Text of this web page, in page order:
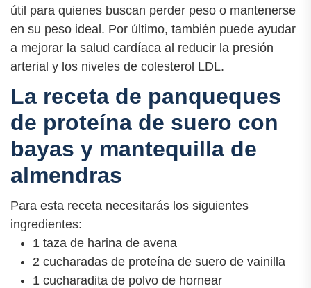
útil para quienes buscan perder peso o mantenerse
en su peso ideal. Por último, también puede ayudar
a mejorar la salud cardíaca al reducir la presión
arterial y los niveles de colesterol LDL.
La receta de panqueques
de proteína de suero con
bayas y mantequilla de
almendras
Para esta receta necesitarás los siguientes
ingredientes:
1 taza de harina de avena
2 cucharadas de proteína de suero de vainilla
1 cucharadita de polvo de hornear